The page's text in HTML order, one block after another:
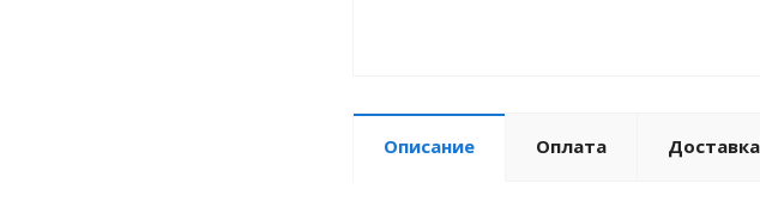
Описание Оплата Доставка